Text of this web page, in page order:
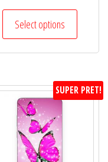
Select options
SUPER PRET!